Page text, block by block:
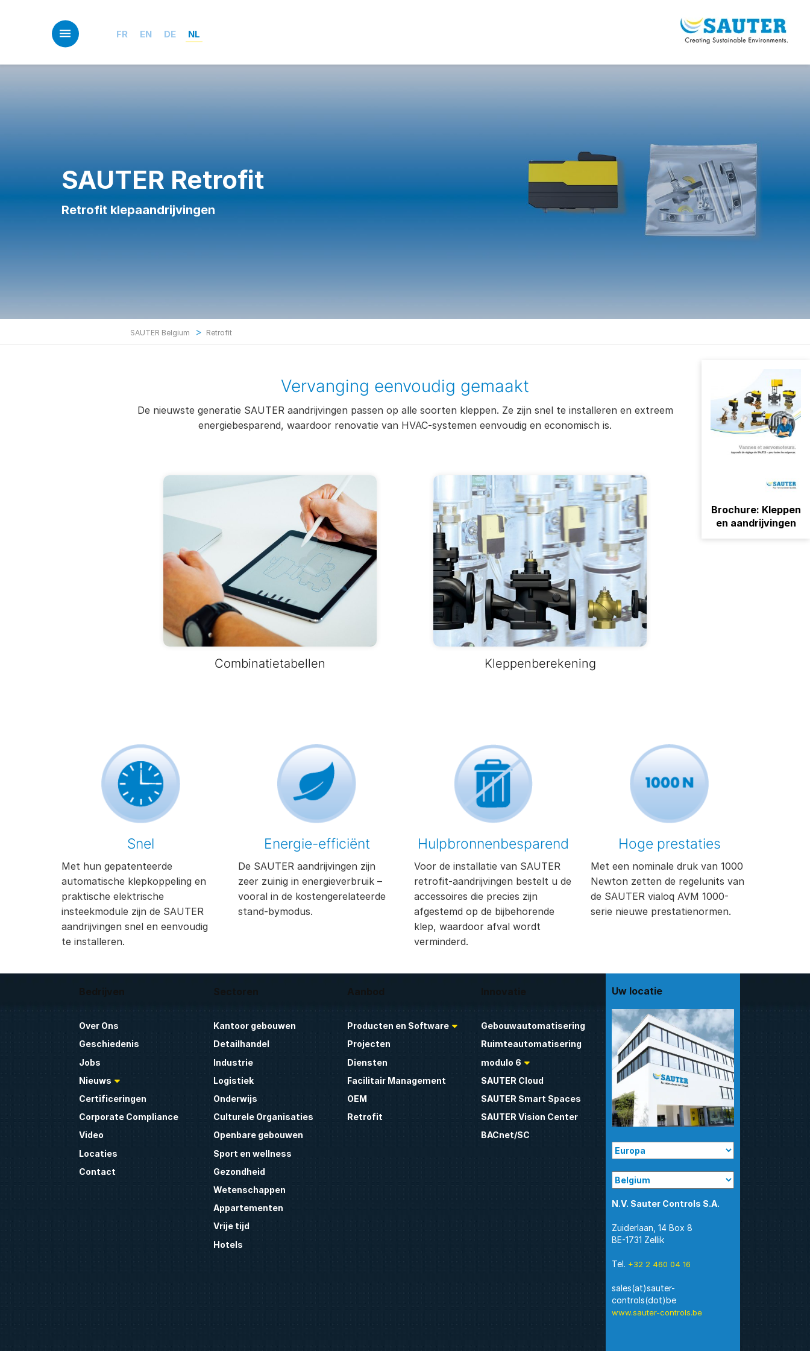
FR EN DE NL
SAUTER Retrofit
Retrofit klepaandrijvingen
SAUTER Belgium > Retrofit
Vervanging eenvoudig gemaakt
De nieuwste generatie SAUTER aandrijvingen passen op alle soorten kleppen. Ze zijn snel te installeren en extreem
energiebesparend, waardoor renovatie van HVAC-systemen eenvoudig en economisch is.
Combinatietabellen Kleppenberekening
Snel
Met hun gepatenteerde
automatische klepkoppeling en
praktische elektrische
insteekmodule zijn de SAUTER
aandrijvingen snel en eenvoudig
te installeren.
Energie-efficiënt
De SAUTER aandrijvingen zijn
zeer zuinig in energieverbruik –
vooral in de kostengerelateerde
stand-bymodus.
Hulpbronnenbesparend
Voor de installatie van SAUTER
retrofit-aandrijvingen bestelt u de
accessoires die precies zijn
afgestemd op de bijbehorende
klep, waardoor afval wordt
verminderd.
Hoge prestaties
Met een nominale druk van 1000
Newton zetten de regelunits van
de SAUTER vialoq AVM 1000-
serie nieuwe prestatienormen.
Bedrijven
Over Ons
Geschiedenis
Jobs
Nieuws
Certificeringen
Corporate Compliance
Video
Locaties
Contact
Sectoren
Kantoor gebouwen
Detailhandel
Industrie
Logistiek
Onderwijs
Culturele Organisaties
Openbare gebouwen
Sport en wellness
Gezondheid
Wetenschappen
Appartementen
Vrije tijd
Hotels
Aanbod
Producten en Software
Projecten
Diensten
Facilitair Management
OEM
Retrofit
Innovatie
Gebouwautomatisering
Ruimteautomatisering
modulo 6
SAUTER Cloud
SAUTER Smart Spaces
SAUTER Vision Center
BACnet/SC
Uw locatie
N.V. Sauter Controls S.A.
Zuiderlaan, 14 Box 8
BE-1731 Zellik
Tel. +32 2 460 04 16
sales(at)sauter-
www.sauter-controls.be
Brochure: Kleppen
en aandrijvingen